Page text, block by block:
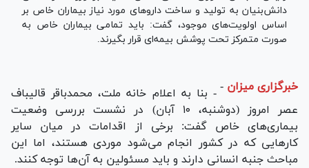
دانش‌بنیان به تولید و ساخت دارو‌های مورد نیاز بیماران خاص بر
اساس اولویت‌های موجود، گفت: باید تمامی بیماران خاص به
صورت متمرکز تحت پوشش بیمه‌ای قرار بگیرند.
خبرگزاری میزان - - بنا به اعلام خانه ملت، محمدباقر قالیباف
عصر امروز (دوشنبه، ۱۰ آبان) در نشست بررسی وضعیت
بیماری‌های خاص گفت: برخی از اقدامات در میان سایر
کار‌هایی که در کشور انجام می‌شود موردی هستند، اما این
مباحث جنبه انسانی دارند و باید مسئولین به آن‌ها توجه کنند.